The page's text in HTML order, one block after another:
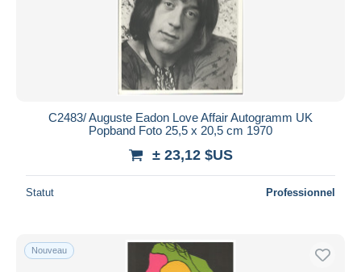
C2483/ Auguste Eadon Love Affair Autogramm UK
Popband Foto 25,5 x 20,5 cm 1970
± 23,12 $US
Statut Professionnel
Nouveau